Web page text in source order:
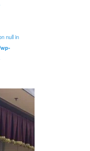
null in